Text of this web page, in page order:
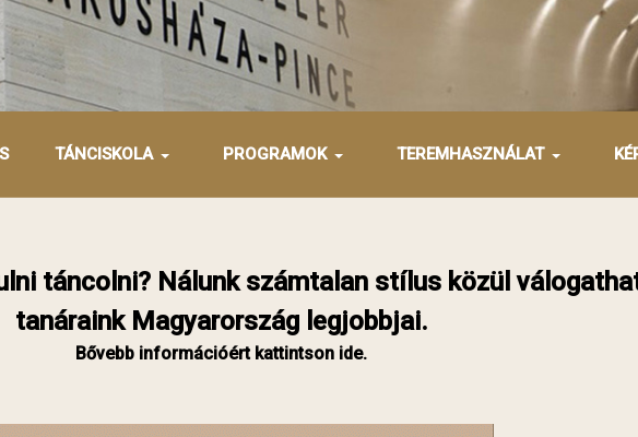
TÁNCISKOLA PROGRAMOK TEREMHASZNÁLAT
táncolni? Nálunk számtalan stílus közül
tanáraink Magyarország legjobbjai.
Bővebb információért kattintson ide.